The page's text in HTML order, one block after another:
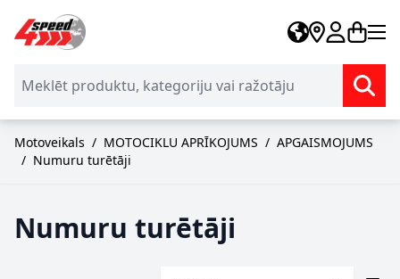
Skip to Content
Motoveikals / MOTOCIKLU APRĪKOJUMS / APGAISMOJUMS
/ Numuru turētāji
Numuru turētāji